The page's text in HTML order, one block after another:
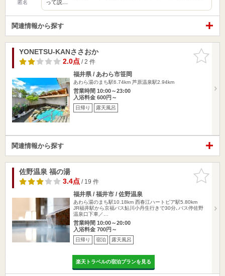
匿名
って説…
関連情報から探す
お気に入
りに追加
YONETSU-KANささおか
2.0点/ 2 件
福井県 / あわら市笹岡
あわら湯のまち駅6.74km 芦原温泉駅2.94km
営業時間 10:00～23:00
入浴料金 600円～
日帰り 露天風呂
関連情報から探す
お気に入
りに追加
佐野温泉 福の湯
3.4点/ 19 件
福井県 / 福井市 / 佐野温泉
あわら湯のまち駅10.18km 西春江ハートピア駅5.80km
JR福井駅から京福バス鮎川小丹生行きで30分､バス停佐野
温泉口下車／…
営業時間 10:00～20:00
入浴料金 700円～
日帰り 宿泊 露天風呂
楽天トラベルの宿泊プランを見る